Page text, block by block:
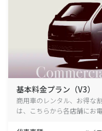
基本料金プラン（V3）
商用車のレンタル、お得な
は、こちらから各店舗にお